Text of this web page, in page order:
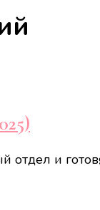
отдел и